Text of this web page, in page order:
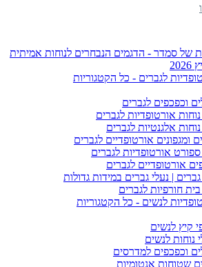
של סמדר - הדגמים הנבחרים לנוחות אמיתית
לגברים - כל הקטגוריות
וכפכפים לגברים
נוחות אורטופדיות לגברים
נוחות אלגנטיות לגברים
ומגפונים אורטופדיים לגברים
ספורט אורטופדיות לגברים
אורטופדיים לגברים
גברים | נעלי גברים במידות גדולות
בית חורפיות לגברים
לנשים - כל הקטגוריות
קיץ לנשים
נוחות לנשים
וכפכפים למדרסים
שטוחות אנטומיות